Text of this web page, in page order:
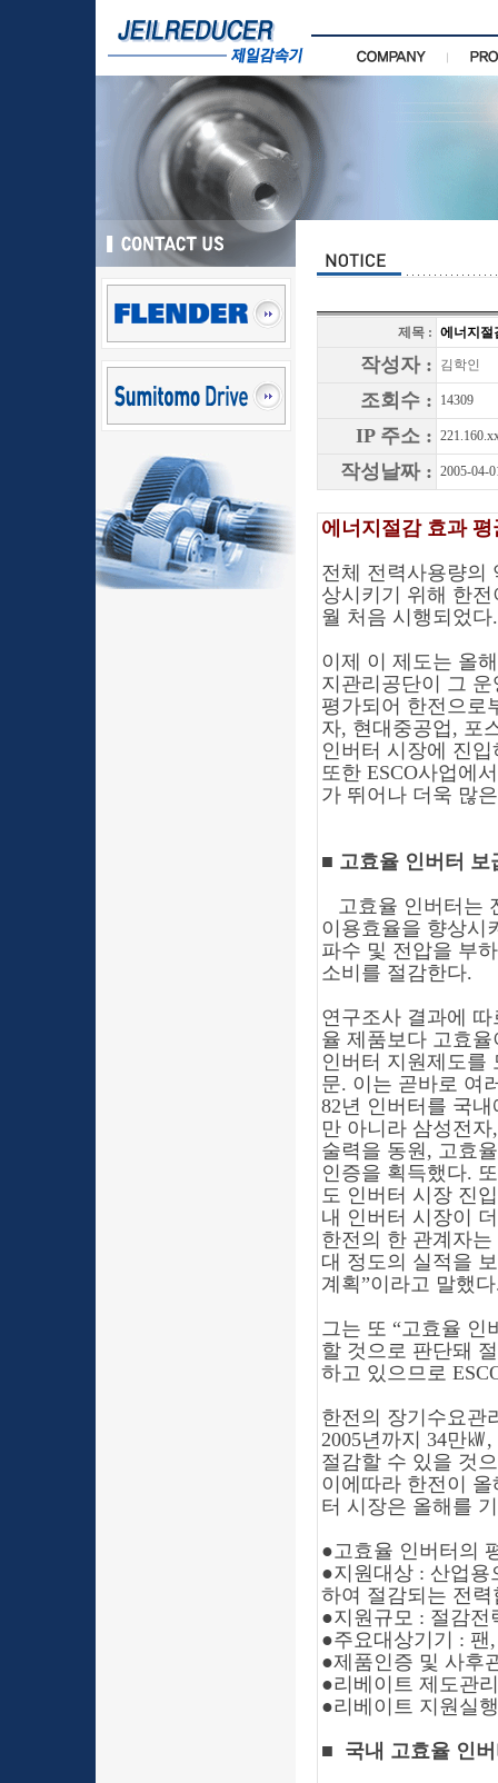
제목 : 에너지절
작성자 : 김학인
조회수 : 14309
IP 주소 :
작성날짜 : 2005-04-
에너지절감 효과 평
전체 전력사용량의
상시키기 위해 한
월 처음 시행되었다.
이제 이 제도는 올
지관리공단이 그
평가되어 한전으로
자, 현대중공업, 포
인버터 시장에 진
또한 ESCO사업에
가 뛰어나 더욱 많
■ 고효율 인버터 보
고효율 인버터는
이용효율을 향상시
파수 및 전압을 부
소비를 절감한다.
연구조사 결과에
율 제품보다 고효
인버터 지원제도를
문. 이는 곧바로 여
82년 인버터를 국
만 아니라 삼성전
술력을 동원, 고효
인증을 획득했다.
도 인버터 시장 진
내 인버터 시장이
한전의 한 관계자는
대 정도의 실적을
계획”이라고 말했다
그는 또 “고효율 인
할 것으로 판단돼
하고 있으므로
한전의 장기수요관
2005년까지 34만㎾
절감할 수 있을 것
이에따라 한전이
터 시장은 올해를
●고효율 인버터의
●지원대상 : 산업용
하여 절감되는 전
●지원규모 : 절감전
●주요대상기기
: 팬
●제품인증 및 사후
●리베이트 제도관리
●리베이트 지원실행
■ 국내 고효율 인